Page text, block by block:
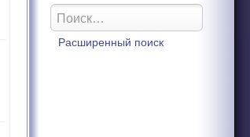
Расширенный поиск